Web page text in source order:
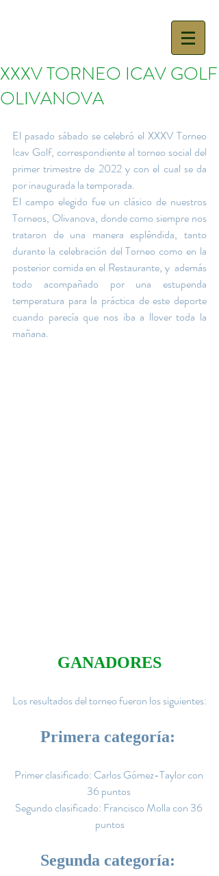
XXXV TORNEO ICAV GOLF
OLIVANOVA
El pasado sábado se celebró el XXXV Torneo
Icav Golf, correspondiente al torneo social del
primer trimestre de 2022 y con el cual se da
por inaugurada la temporada.
El campo elegido fue un clásico de nuestros
Torneos, Olivanova, donde como siempre nos
trataron de una manera espléndida, tanto
durante la celebración del Torneo como en la
posterior comida en el Restaurante, y  además
todo acompañado por una estupenda
temperatura para la práctica de este deporte
cuando parecía que nos iba a llover toda la
mañana.
GANADORES
Los resultados del torneo fueron los siguientes:
Primera categoría:
Primer clasificado: Carlos Gómez-Taylor con
36 puntos
Segundo clasificado: Francisco Molla con 36
puntos
Segunda categoría: